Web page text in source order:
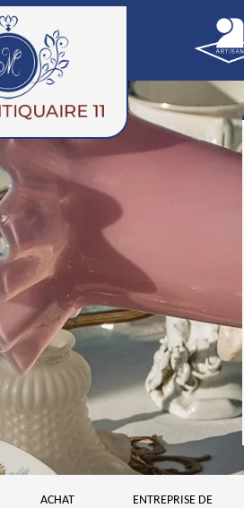
ACHAT
ENTREPRISE DE